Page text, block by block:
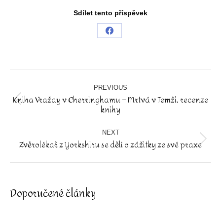
Sdílet tento příspěvek
Share
Post
navigation PREVIOUS
Previous
post:
Kniha Vraždy v Cherringhamu – Mrtvá v Temži, recenze
knihy
NEXT
Next
Zvěrolékař z Yorkshiru se dělí o zážitky ze své praxe
Doporučené články